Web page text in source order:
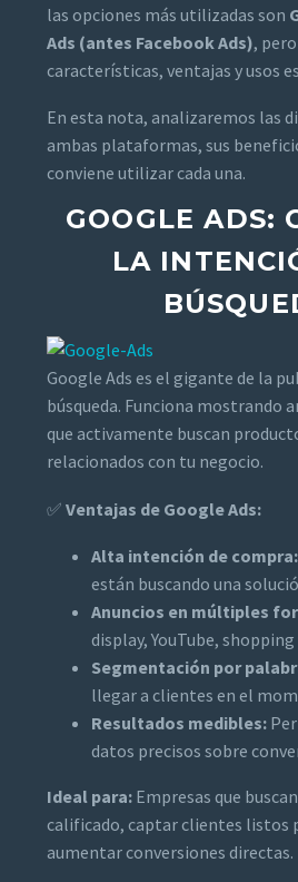
las opciones más utilizadas son
Ads (antes Facebook Ads),
características, ventajas y usos
En esta nota, analizaremos las
ambas plataformas, sus
conviene utilizar cada una.
GOOGLE ADS:
LA
Google Ads es el gigante de la
búsqueda. Funciona mostrando
que activamente buscan
relacionados con tu negocio.
✅ Ventajas de Google Ads:
Alta intención de compra:
están buscando una
Anuncios en múltiples
display, YouTube, shopping
Segmentación por
llegar a clientes en el
Resultados medibles:
datos precisos sobre
Ideal para: Empresas que
calificado, captar clientes listos
aumentar conversiones directas.